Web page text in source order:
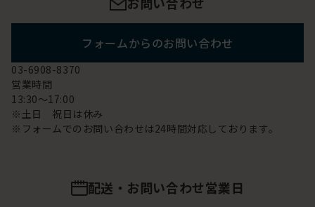
フォームからのお問い合わせ
03-6908-8370
営業時間
13:30～17:00
※土日 祝日は休み
※フォームでのお問い合わせは24時間対応しております。
配送・お問い合わせ営業日